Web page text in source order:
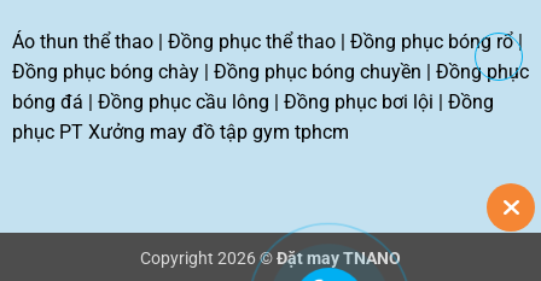
Áo thun thể thao| Đồng phục thể thao| Đồng phục bóng rổ|
Đồng phục bóng chày| Đồng phục bóng chuyền
Đồng phục
bóng đá
Đồng phục cầu lông Đồng phục bơi lội
Đồng
phục PT Xưởng may đồ tập gym tphcm
Copyright 2026 ©Đặt may TNANO